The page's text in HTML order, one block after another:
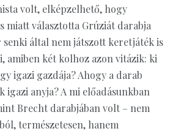
volt, elképzelhető, hogy
miatt választotta Grúziát darabja
senki által nem játszott keretjáték is
amiben két kolhoz azon vitázik: ki
igazi gazdája? Ahogy a darab
igazi anyja? A mi előadásunkban
Brecht darabjában volt – nem
természetesen, hanem